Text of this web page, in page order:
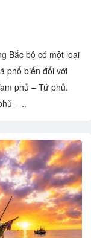
Bắc bộ có một loại
phổ biến đối với
phủ – Tứ phủ.
– ..